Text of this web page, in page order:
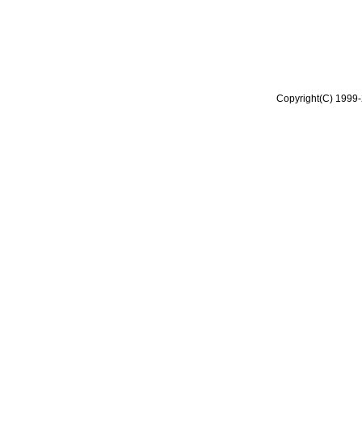
Copyright(C)